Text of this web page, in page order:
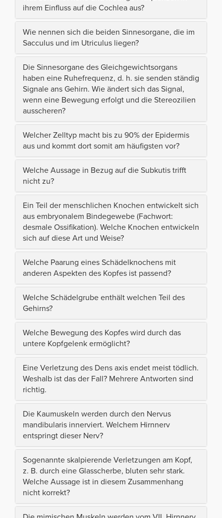
ihrem Einfluss auf die Cochlea aus?
Wie nennen sich die beiden Sinnesorgane, die im
Sacculus und im Utriculus liegen?
Die Sinnesorgane des Gleichgewichtsorgans
haben eine Ruhefrequenz, d. h. sie senden ständig
Signale ans Gehirn. Wie ändert sich das Signal,
wenn eine Bewegung erfolgt und die Stereozilien
ausscheren?
Welcher Zelltyp macht bis zu 90% der Epidermis
aus und kommt dort somit am häufigsten vor?
Welche Aussage in Bezug auf die Subkutis trifft
nicht zu?
Ein Teil der menschlichen Knochen entwickelt sich
aus embryonalem Bindegewebe (Fachwort:
desmale Ossifikation). Welche Knochen entwickeln
sich auf diese Art und Weise?
Welche Paarung eines Schädelknochens mit
anderen Aspekten des Kopfes ist passend?
Welche Schädelgrube enthält welchen Teil des
Gehirns?
Welche Bewegung des Kopfes wird durch das
untere Kopfgelenk ermöglicht?
Eine Verletzung des Dens axis endet meist tödlich.
Weshalb ist das der Fall? Mehrere Antworten sind
richtig.
Die Kaumuskeln werden durch den Nervus
mandibularis innerviert. Welchem Hirnnerv
entspringt dieser Nerv?
Sogenannte skalpierende Verletzungen am Kopf,
z. B. durch eine Glasscherbe, bluten sehr stark.
Welche Aussage ist in diesem Zusammenhang
nicht korrekt?